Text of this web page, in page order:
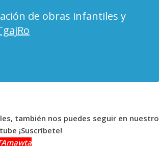
de obras infantiles y
también nos puedes seguir en nuestro
¡Suscríbete!